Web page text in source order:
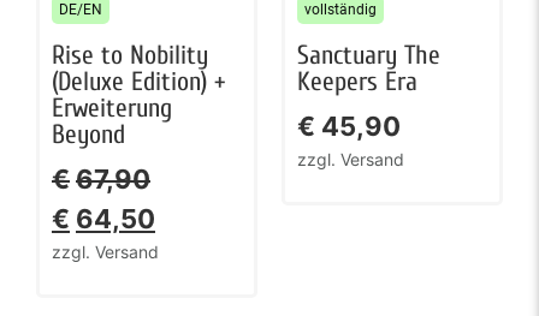
DE/EN
Rise to Nobility
(Deluxe Edition) +
Erweiterung
Beyond
€67,90
€ 64,50
zzgl. Versand
vollständig
Sanctuary The
Keepers Era
€ 45,90
zzgl. Versand